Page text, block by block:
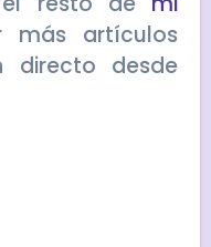
más artículos
directo desde